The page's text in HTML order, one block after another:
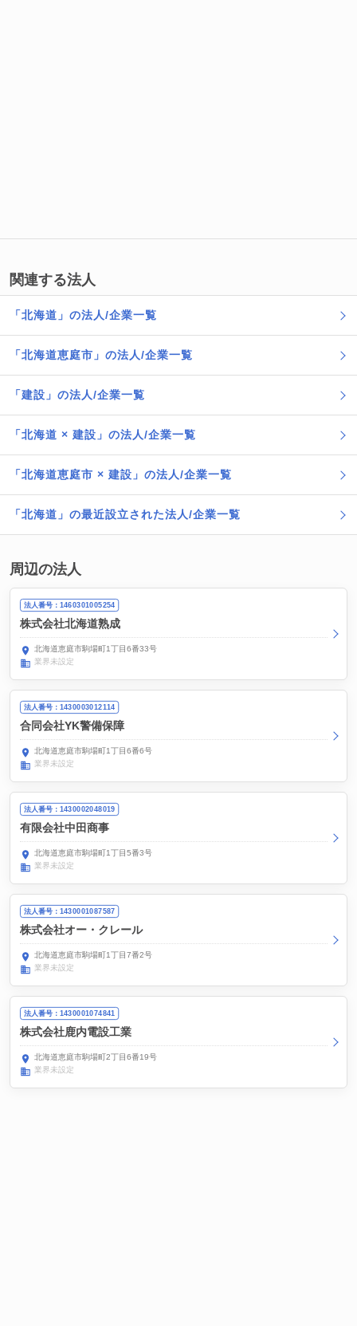
関連する法人
「北海道」の法人/企業一覧
「北海道恵庭市」の法人/企業一覧
「建設」の法人/企業一覧
「北海道 × 建設」の法人/企業一覧
「北海道恵庭市 × 建設」の法人/企業一覧
「北海道」の最近設立された法人/企業一覧
周辺の法人
法人番号：1460301005254
株式会社北海道熟成
北海道恵庭市駒場町1丁目6番33号
業界未設定
法人番号：1430003012114
合同会社YK警備保障
北海道恵庭市駒場町1丁目6番6号
業界未設定
法人番号：1430002048019
有限会社中田商事
北海道恵庭市駒場町1丁目5番3号
業界未設定
法人番号：1430001087587
株式会社オー・クレール
北海道恵庭市駒場町1丁目7番2号
業界未設定
法人番号：1430001074841
株式会社鹿内電設工業
北海道恵庭市駒場町2丁目6番19号
業界未設定